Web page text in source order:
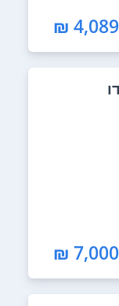
4,089 ₪